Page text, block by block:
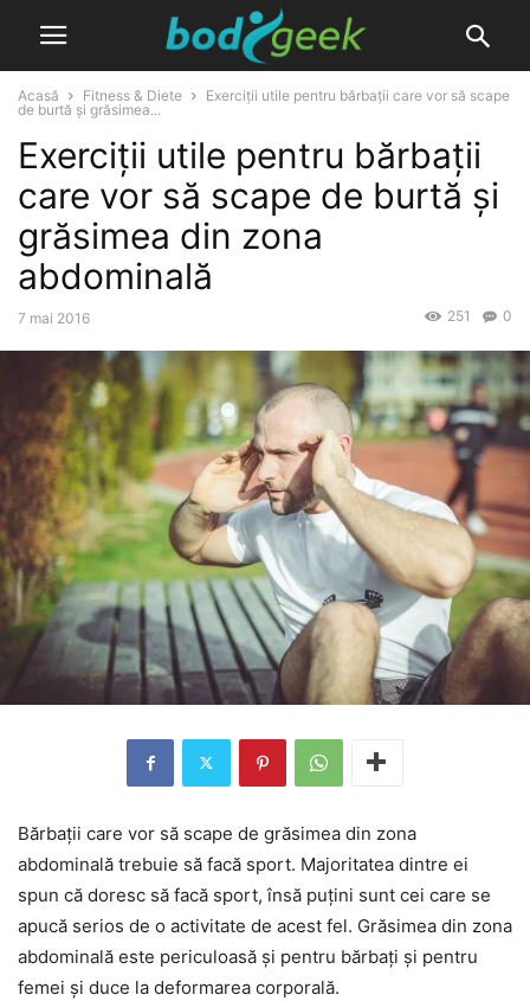
Acasă Fitness & Diete
Exerciții utile pentru bărbații care vor să scape
de burtă și grăsimea...
Exerciții utile pentru bărbații
care vor să scape de burtă și
grăsimea din zona
abdominală
7 mai 2016 0
251
Bărbații care vor să scape de grăsimea din zona
abdominală trebuie să facă sport. Majoritatea dintre ei
spun că doresc să facă sport, însă puțini sunt cei care se
apucă serios de o activitate de acest fel. Grăsimea din zona
abdominală este periculoasă și pentru bărbați și pentru
femei și duce la deformarea corporală.